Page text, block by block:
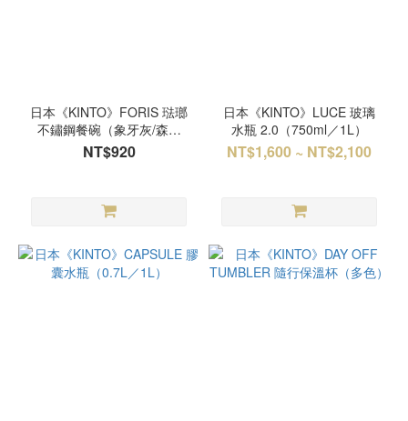
日本《KINTO》FORIS 琺瑯
不鏽鋼餐碗（象牙灰/森林
綠）
NT$920
日本《KINTO》LUCE 玻璃
水瓶 2.0（750ml／1L）
NT$1,600 ~ NT$2,100